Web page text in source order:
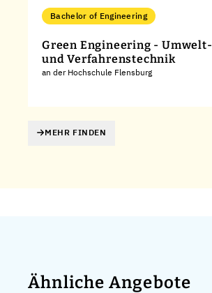
Bachelor of Engineering
Green Engineering - Umwelt-
und Verfahrenstechnik
an der Hochschule Flensburg
MEHR FINDEN
Ähnliche Angebote